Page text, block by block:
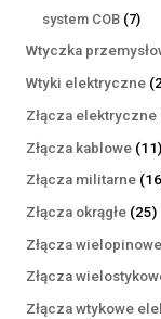
system COB 77
Wtyczka
Wtyki elektryczne
Złącza elektryczne
Złącza kablowe 11
Złącza militarne 16
Złącza okrągłe 2525
Złącza
Złącza
Złącza wtykowe